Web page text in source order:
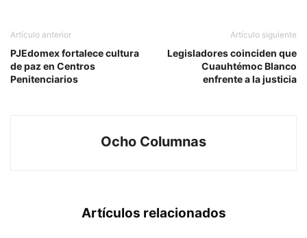
Artículo anterior
PJEdomex fortalece cultura
de paz en Centros
Penitenciarios
Artículo siguiente
Legisladores coinciden que
Cuauhtémoc Blanco
enfrente a la justicia
Ocho Columnas
Artículos relacionados